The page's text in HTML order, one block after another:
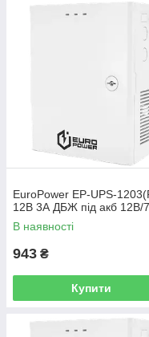
EuroPower EP-UPS-
12В 3А ДБЖ під акб 12В/
В наявності
943 ₴
Купити